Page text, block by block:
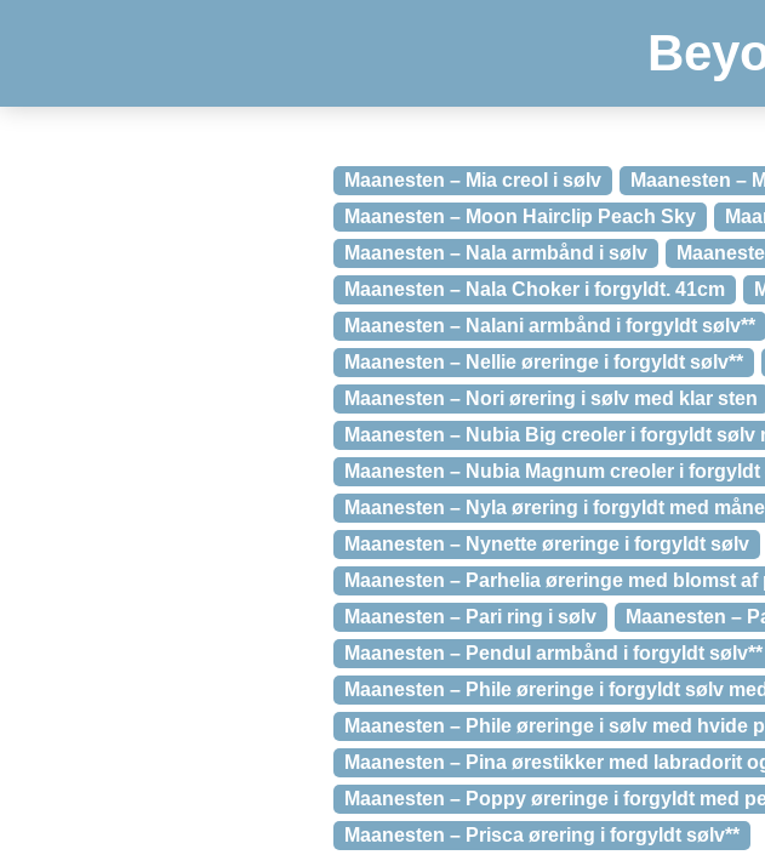
Maanesten – Mia creol i sølv
Maanesten –
Maanesten – Moon Hairclip Peach Sky
Maanesten – Nala armbånd i sølv
Maanesten – Nala Choker i forgyldt. 41cm
Maanesten – Nalani armbånd i forgyldt sølv**
Maanesten – Nellie øreringe i forgyldt sølv**
Maanesten – Nori ørering i sølv med klar sten
Maanesten – Nubia Big creoler i forgyldt sølv
Maanesten – Nubia Magnum creoler i forgyldt
Maanesten – Nyla ørering i forgyldt med
Maanesten – Nynette øreringe i forgyldt sølv
Maanesten – Parhelia øreringe med blomst
Maanesten – Pari ring i sølv
Maanesten –
Maanesten – Pendul armbånd i forgyldt sølv**
Maanesten – Phile øreringe i forgyldt sølv
Maanesten – Phile øreringe i sølv med hvide
Maanesten – Pina ørestikker med labradorit
Maanesten – Poppy øreringe i forgyldt med
Maanesten – Prisca ørering i forgyldt sølv**